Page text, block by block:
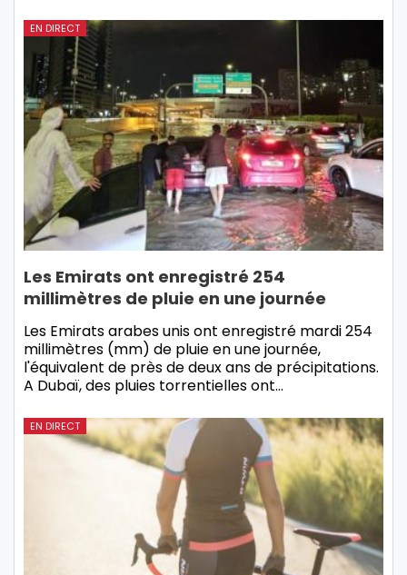
EN DIRECT
Les Emirats ont enregistré 254
millimètres de pluie en une journée
Les Emirats arabes unis ont enregistré mardi 254
millimètres (mm) de pluie en une journée,
l'équivalent de près de deux ans de précipitations.
A Dubaï, des pluies torrentielles ont…
EN DIRECT